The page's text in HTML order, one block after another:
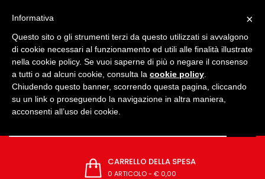
CARRELLO DELLA SPESA
0 ARTICOLO- € 0,00
×
Informativa
Questo sito o gli strumenti terzi da questo utilizzati si avvalgono
di cookie necessari al funzionamento ed utili alle finalità illustrate
nella cookie policy. Se vuoi saperne di più o negare il consenso
a tutti o ad alcuni cookie, consulta la cookie policy
Chiudendo questo banner, scorrendo questa pagina, cliccando
su un link o proseguendo la navigazione in altra maniera,
acconsenti all’uso dei cookie.